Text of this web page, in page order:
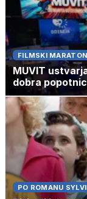
FILMSKI MARATON
MUVIT
dobra
PO ROMANU